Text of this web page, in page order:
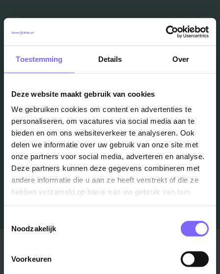
Toestemming Details Over
Deze website maakt gebruik van cookies
We gebruiken cookies om content en advertenties te
personaliseren, om vacatures via social media aan te
bieden en om ons websiteverkeer te analyseren. Ook
delen we informatie over uw gebruik van onze site met
onze partners voor social media, adverteren en analyse.
Deze partners kunnen deze gegevens combineren met
andere informatie die u aan ze heeft verstrekt of die ze
hebben verzameld op basis van uw gebruik van hun
Noodzakelijk
Voorkeuren
Vacatures
in je mailbox?
Schrijf je in en we houden je op de hoogte
Job Alert instellen